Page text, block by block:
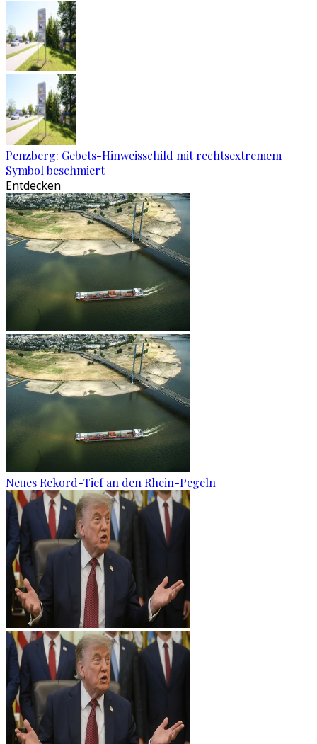
Penzberg: Gebets-Hinweisschild mit rechtsextremem
Symbol beschmiert
Entdecken
Neues Rekord-Tief an den Rhein-Pegeln